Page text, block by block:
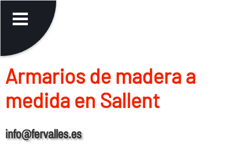
Armarios de madera a
medida en Sallent
info@fervalles.es